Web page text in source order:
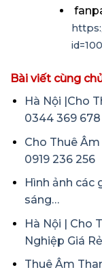
Bài viết cùng
Hà Nội |Cho
0344 369 678
Cho Thuê
0919 236 256
Hình ảnh các
sáng…
Hà Nội | Cho
Nghiệp Giá Rẻ
Thuê Âm